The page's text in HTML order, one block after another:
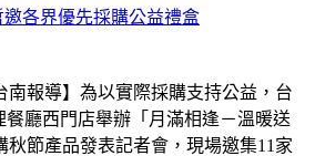
各界優先採購公益禮盒
南報導】為以實際採購支持公益，台
餐廳西門店舉辦「月滿相逢－溫暖送
秋節產品發表記者會，現場邀集11家